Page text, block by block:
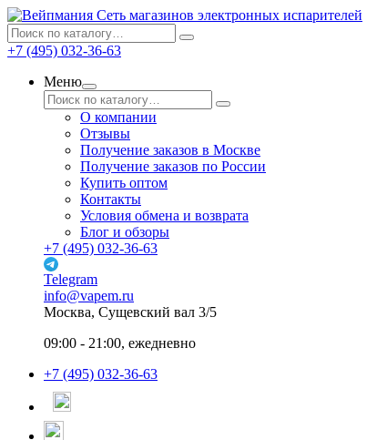
Сеть магазинов электронных испарителей
+7 (495) 032-36-63
Меню
О компании
Отзывы
Получение заказов в Москве
Получение заказов по России
Купить оптом
Контакты
Условия обмена и возврата
Блог и обзоры
+7 (495) 032-36-63
Telegram
info@vapem.ru
Москва, Сущевский вал 3/5
09:00 - 21:00, ежедневно
+7 (495) 032-36-63